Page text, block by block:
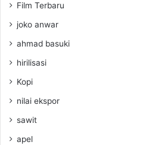
Film Terbaru
joko anwar
ahmad basuki
hirilisasi
Kopi
nilai ekspor
sawit
apel